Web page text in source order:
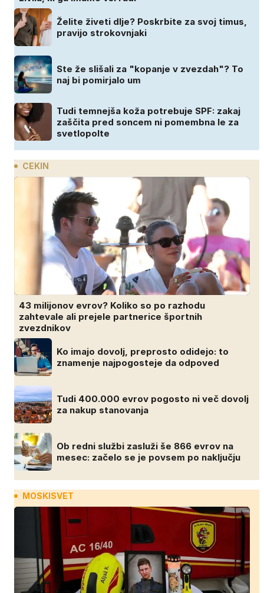
Želite živeti dlje? Poskrbite za svoj timus,
pravijo strokovnjaki
Ste že slišali za "kopanje v zvezdah"? To
naj bi pomirjalo um
Tudi temnejša koža potrebuje SPF: zakaj
zaščita pred soncem ni pomembna le za
svetlopolte
CEKIN
43 milijonov evrov? Koliko so po razhodu
zahtevale ali prejele partnerice športnih
zvezdnikov
Ko imajo dovolj, preprosto odidejo: to
znamenje najpogosteje da odpoved
Tudi 400.000 evrov pogosto ni več dovolj
za nakup stanovanja
Ob redni službi zasluži še 866 evrov na
mesec: začelo se je povsem po naključju
MOSKISVET